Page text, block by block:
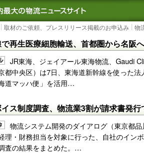
TODAY｜国内最大の物流ニュー
取材のご依頼、プレスリリース掲載のお申込み 物
再生医療細胞輸送、首都圏から名阪
JR東海、ジェイアール東海物流、Gaudi
都中央区）は7日、東海道新幹線を使った
道マッハ便」を活用…
ス制度調査、物流業3割が請求書発行
物流システム開発のダイアログ（東京都
理・財務担当を対象に行った、自社のイン
査の結果をまとめた。…